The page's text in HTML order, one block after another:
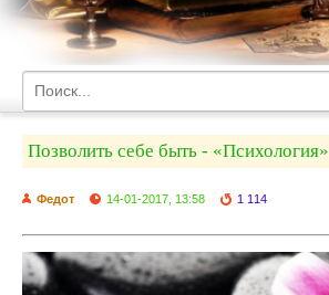
Позволить себе быть - «Психология»
Федот 14-01-2017, 13:58 1 114